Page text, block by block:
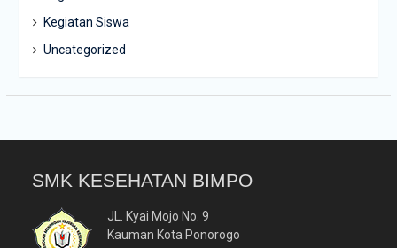
Kegiatan Siswa
Uncategorized
SMK KESEHATAN BIMPO
JL. Kyai Mojo No. 9
Kauman Kota Ponorogo